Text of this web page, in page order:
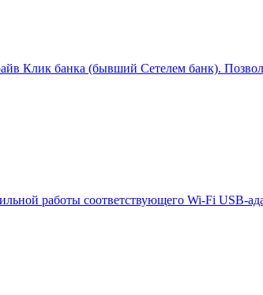
Клик банка (бывший Сетелем банк).
работы соответствующего Wi-Fi USB-